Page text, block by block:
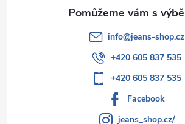
info@jeans-shop.cz
+420 605 837 535
+420 605 837 535
Facebook
jeans_shop.cz/